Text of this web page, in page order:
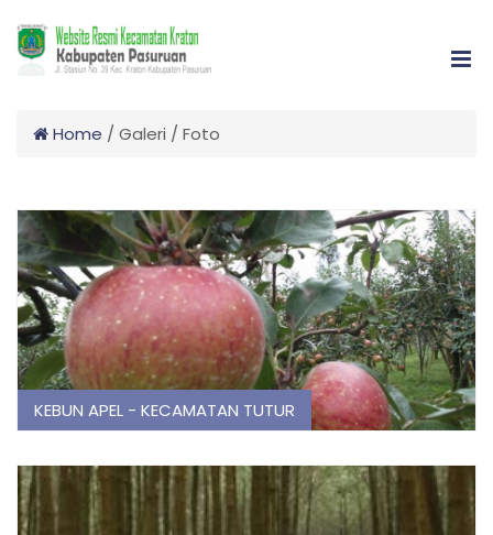
Home / Galeri / Foto
KEBUN APEL - KECAMATAN TUTUR